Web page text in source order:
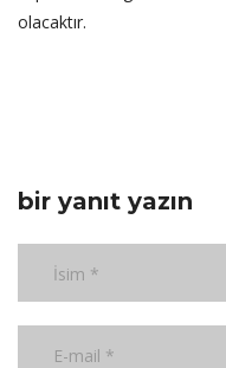
olacaktır.
bir yanıt yazın